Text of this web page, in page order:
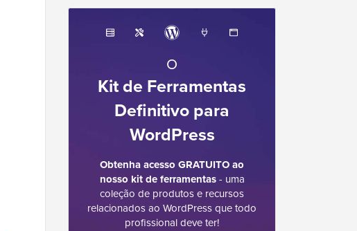
O
Kit de Ferramentas
Definitivo para
WordPress
Obtenha acesso GRATUITO ao
nosso kit de ferramentas- uma
coleção de produtos e recursos
relacionados ao WordPress que todo
profissional deve ter!